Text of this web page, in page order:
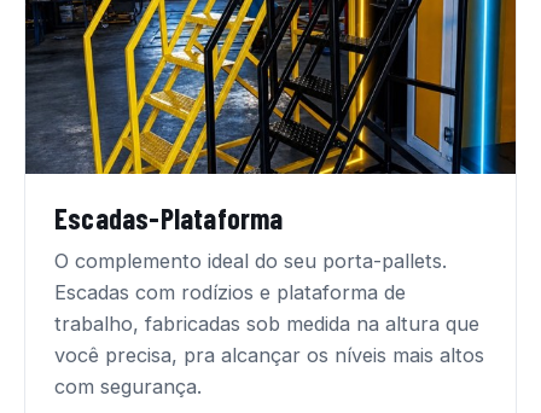
Escadas-Plataforma
O complemento ideal do seu porta-pallets.
Escadas com rodízios e plataforma de
trabalho, fabricadas sob medida na altura que
você precisa, pra alcançar os níveis mais altos
com segurança.